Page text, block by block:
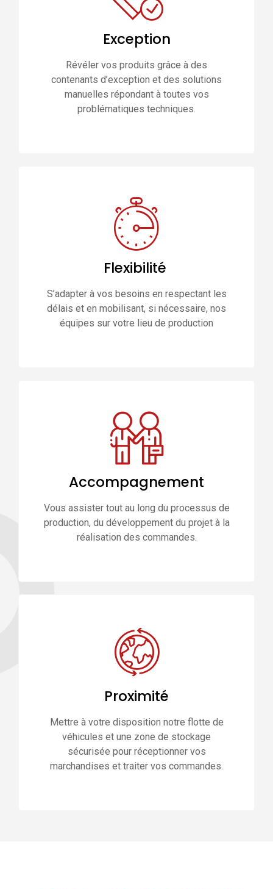
Exception
Révéler vos produits grâce à des
contenants d’exception et des solutions
manuelles répondant à toutes vos
problématiques techniques.
Flexibilité
S’adapter à vos besoins en respectant les
délais et en mobilisant, si nécessaire, nos
équipes sur votre lieu de production
Accompagnement
Vous assister tout au long du processus de
production, du développement du projet à la
réalisation des commandes.
Proximité
Mettre à votre disposition notre flotte de
véhicules et une zone de stockage
sécurisée pour réceptionner vos
marchandises et traiter vos commandes.